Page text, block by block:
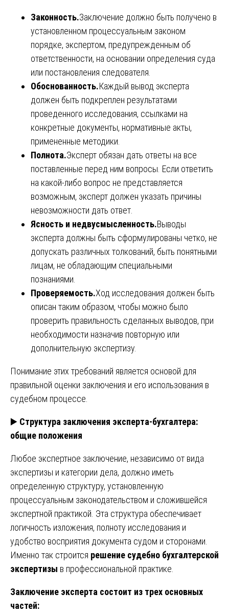
Законность.Заключение должно быть получено в
установленном процессуальным законом
порядке, экспертом, предупрежденным об
ответственности, на основании определения суда
или постановления следователя.
Обоснованность.Каждый вывод эксперта
должен быть подкреплен результатами
проведенного исследования, ссылками на
конкретные документы, нормативные акты,
примененные методики.
Полнота.Эксперт обязан дать ответы на все
поставленные перед ним вопросы. Если ответить
на какой-либо вопрос не представляется
возможным, эксперт должен указать причины
невозможности дать ответ.
Ясность и недвусмысленность.Выводы
эксперта должны быть сформулированы четко, не
допускать различных толкований, быть понятными
лицам, не обладающим специальными
познаниями.
Проверяемость.Ход исследования должен быть
описан таким образом, чтобы можно было
проверить правильность сделанных выводов, при
необходимости назначив повторную или
дополнительную экспертизу.
Понимание этих требований является основой для
правильной оценки заключения и его использования в
судебном процессе.
▶️ Структура заключения эксперта-бухгалтера:
общие положения
Любое экспертное заключение, независимо от вида
экспертизы и категории дела, должно иметь
определенную структуру, установленную
процессуальным законодательством и сложившейся
экспертной практикой. Эта структура обеспечивает
логичность изложения, полноту исследования и
удобство восприятия документа судом и сторонами.
Именно так строится решение судебно бухгалтерской
экспертизы в профессиональной практике.
Заключение эксперта состоит из трех основных
частей: